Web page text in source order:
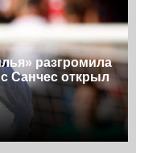
разгромила
Санчес открыл